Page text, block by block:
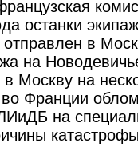
останки
в
на
Москву на
Франции
на
катастрофы